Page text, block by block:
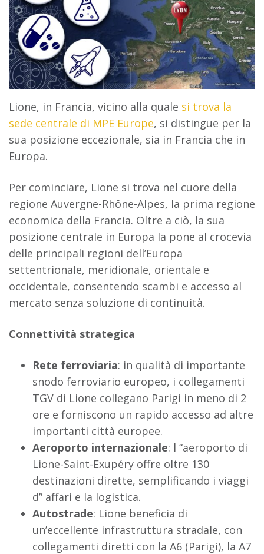
Lione, in Francia, vicino alla quale si trova la
sede centrale di MPE Europe, si distingue per la
sua posizione eccezionale, sia in Francia che in
Europa.
Per cominciare, Lione si trova nel cuore della
regione Auvergne-Rhône-Alpes, la prima regione
economica della Francia. Oltre a ciò, la sua
posizione centrale in Europa la pone al crocevia
delle principali regioni dell’Europa
settentrionale, meridionale, orientale e
occidentale, consentendo scambi e accesso al
mercato senza soluzione di continuità.
Connettività strategica
Rete ferroviaria: in qualità di importante
snodo ferroviario europeo, i collegamenti
TGV di Lione collegano Parigi in meno di 2
ore e forniscono un rapido accesso ad altre
importanti città europee.
Aeroporto internazionale: l “aeroporto di
Lione-Saint-Exupéry offre oltre 130
destinazioni dirette, semplificando i viaggi
d” affari e la logistica.
Autostrade: Lione beneficia di
un’eccellente infrastruttura stradale, con
collegamenti diretti con la A6 (Parigi), la A7